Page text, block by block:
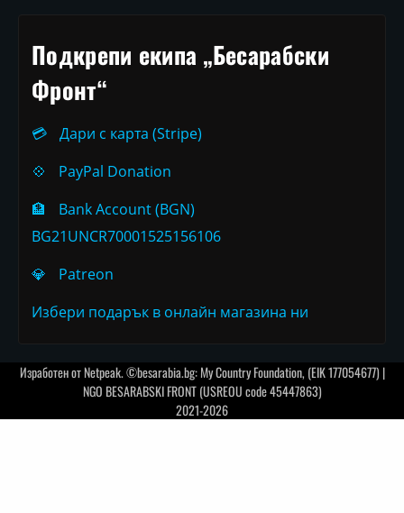
Подкрепи екипа „Бесарабски
Фронт“
💳
Дари с карта (Stripe)
💠
PayPal Donation
🏦
Bank Account (BGN)
BG21UNCR70001525156106
💎
Patreon
Избери подарък в онлайн магазина ни
Изработен отNetpeak. ©besarabia.bg: My Country Foundation, (EIK 177054677) |
NGO BESARABSKI FRONT (USREOU code 45447863)
2021-2026